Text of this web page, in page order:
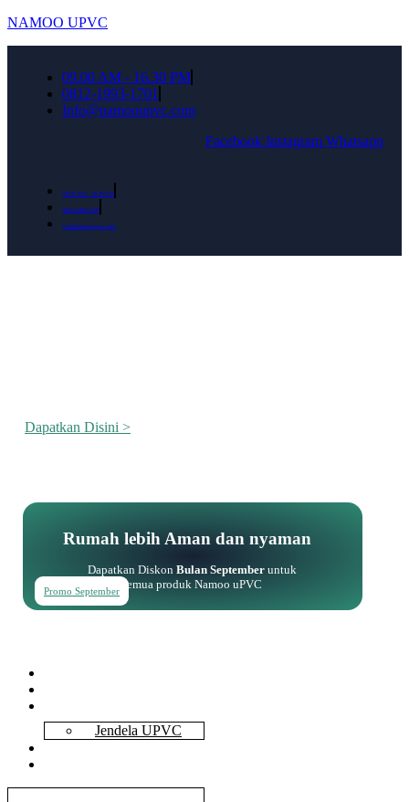
NAMOO UPVC
09.00 AM - 16.30 PM
0812-1993-1701
Info@namooupvc.com
Facebook Instagram Whatsapp
09.00 AM - 16.30 PM
0812-1993-1701
Info@namooupvc.com
Dapatkan Disini >
Rumah lebih Aman dan nyaman
Dapatkan DiskonBulan September untuk
semua produk Namoo uPVC
Promo September
Jendela UPVC